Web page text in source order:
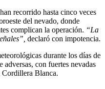
recorrido hasta cinco veces
del nevado, donde
complican la operación. “La
declaró con impotencia.
durante los días de
adversas, con fuertes nevadas
Cordillera Blanca.